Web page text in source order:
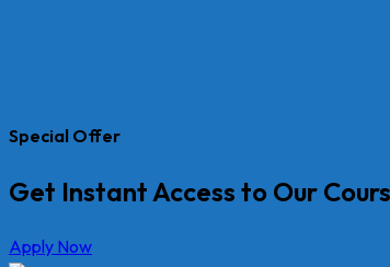
Special Offer
Get Instant Access to Our
Apply Now